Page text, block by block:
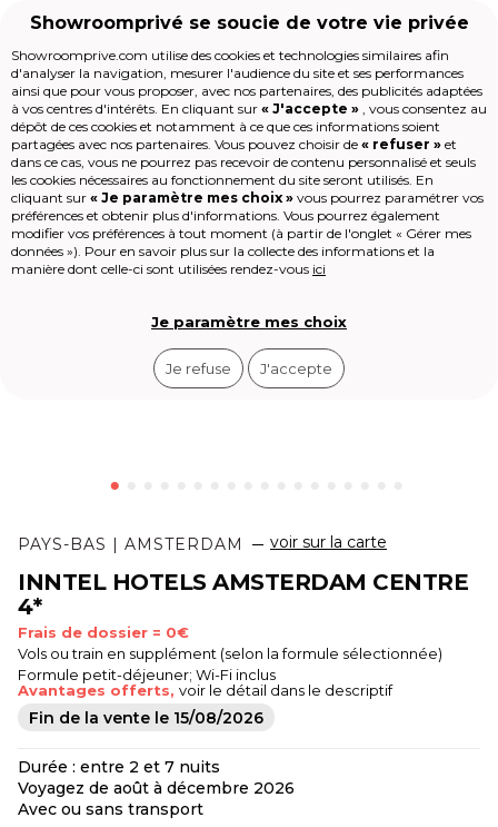
Accueil
Les jours de la Maison
Mode
Voyages
Enfant
Beauté
Sport
TOP DEAL
Voyages Weekend en Europe Amsterdam & Co Inntel
PAYS-BAS | AMSTERDAM voir sur la carte
INNTEL HOTELS AMSTERDAM CENTRE
4*
Frais de dossier = 0€
Vols ou train en supplément (selon la formule sélectionnée)
Formule petit-déjeuner; Wi-Fi inclus
Avantages offerts, voir le détail dans le descriptif
Fin de la vente le 15/08/2026
Durée : entre 2 et 7 nuits
Voyagez de août à décembre 2026
Avec ou sans transport
Showroomprivé se soucie de votre vie privée
Showroomprive.com utilise des cookies et technologies similaires afin
d'analyser la navigation, mesurer l'audience du site et ses performances
ainsi que pour vous proposer, avec nos partenaires, des publicités adaptées
à vos centres d'intérêts. En cliquant sur « J'accepte » , vous consentez au
dépôt de ces cookies et notamment à ce que ces informations soient
partagées avec nos partenaires. Vous pouvez choisir de « refuser » et
dans ce cas, vous ne pourrez pas recevoir de contenu personnalisé et seuls
les cookies nécessaires au fonctionnement du site seront utilisés. En
cliquant sur « Je paramètre mes choix » vous pourrez paramétrer vos
préférences et obtenir plus d'informations. Vous pourrez également
modifier vos préférences à tout moment (à partir de l'onglet « Gérer mes
données »). Pour en savoir plus sur la collecte des informations et la
manière dont celle-ci sont utilisées rendez-vous ici
Je paramètre mes choix
Je refuse J'accepte